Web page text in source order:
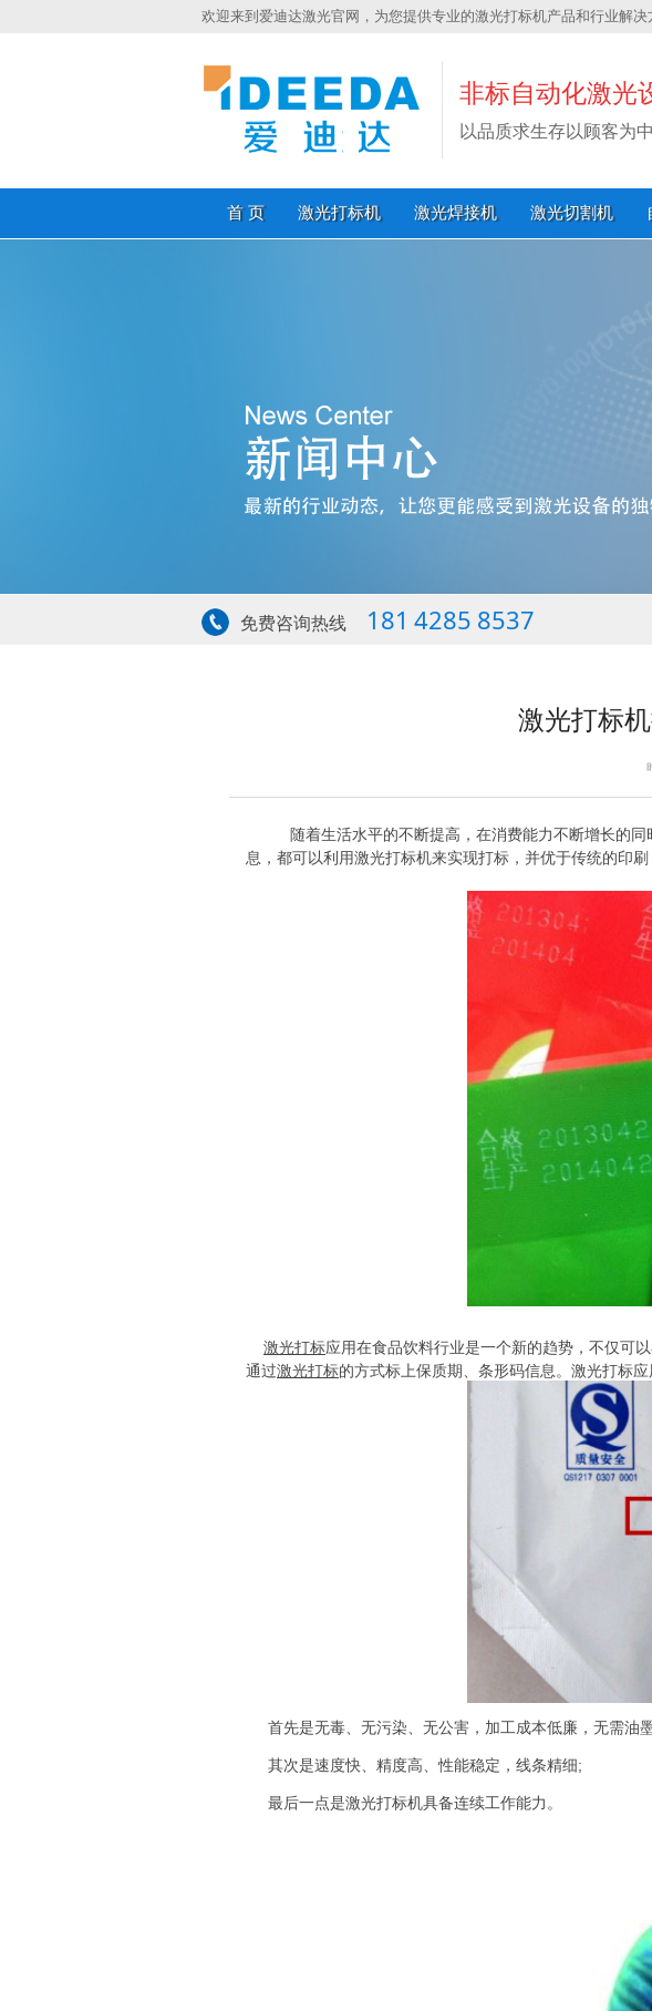
欢迎来到爱迪达激光官网，为您提供专业的激光打标机产品和行业解决
非标自动化激光
以品质求生存以顾客为
首 页 激光打标机 激光焊接机 激光切割机
免费咨询热线 181 4285 8537
激光打标
随着生活水平的不断提高，在消费能力不断增长的同
息，都可以利用激光打标机来实现打标，并优于传统的印刷
激光打标应用在食品饮料行业是一个新的趋势，不仅可
通过激光打标的方式标上保质期、条形码信息。激光打标
首先是无毒、无污染、无公害，加工成本低廉，无需油
其次是速度快、精度高、性能稳定，线条精细;
最后一点是激光打标机具备连续工作能力。